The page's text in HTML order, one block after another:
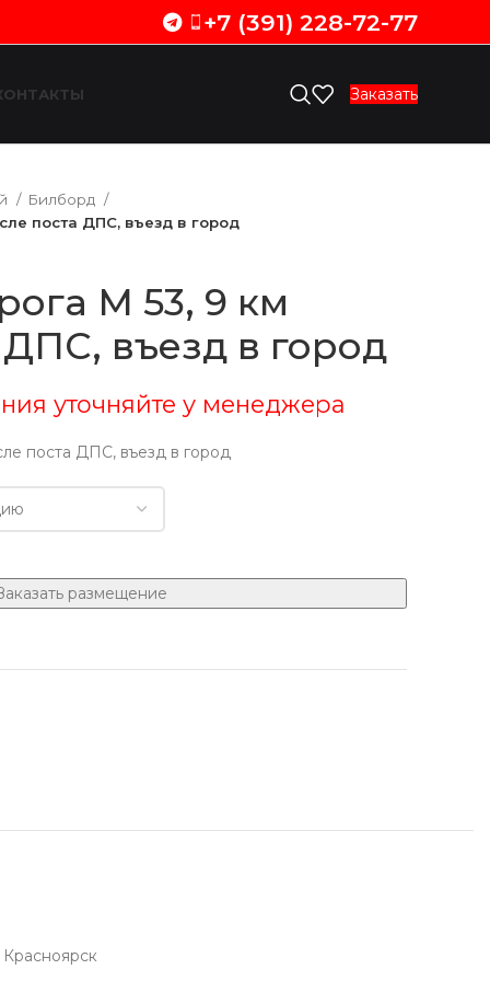
+7 (391) 228-72-77
с 1905 года
Заказать
Билборд
поста ДПС, въезд в город
М 53, 9 км
ДПС, въезд в город
уточняйте у менеджера
поста ДПС, въезд в город
размещение
Красноярск